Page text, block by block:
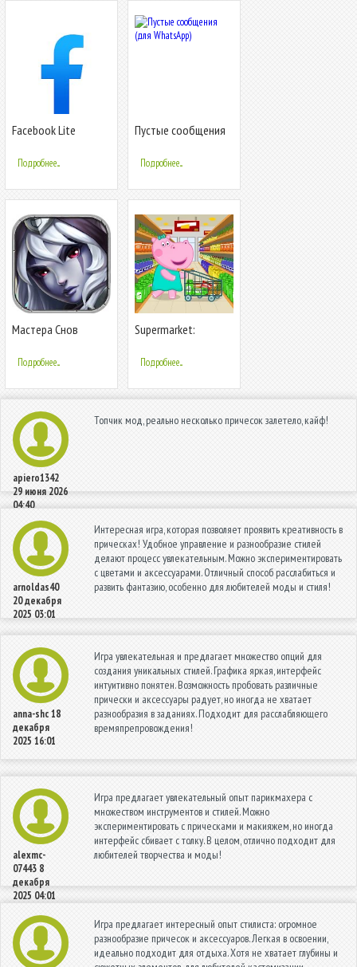
Facebook Lite
Подробнее...
Пустые сообщения
Подробнее...
Мастера Снов
Подробнее...
Supermarket:
Подробнее...
apiero1342
29 июня 2026
04:40
Топчик мод, реально несколько причесок залетело, кайф!
arnoldas40
20 декабря
2025 03:01
Интересная игра, которая позволяет проявить креативность в
прическах! Удобное управление и разнообразие стилей
делают процесс увлекательным. Можно экспериментировать
с цветами и аксессуарами. Отличный способ расслабиться и
развить фантазию, особенно для любителей моды и стиля!
anna-shc18
декабря
2025 16:01
Игра увлекательная и предлагает множество опций для
создания уникальных стилей. Графика яркая, интерфейс
интуитивно понятен. Возможность пробовать различные
прически и аксессуары радует, но иногда не хватает
разнообразия в заданиях. Подходит для расслабляющего
времяпрепровождения!
alexmc-
07443 8
декабря
2025 04:01
Игра предлагает увлекательный опыт парикмахера с
множеством инструментов и стилей. Можно
экспериментировать с прическами и макияжем, но иногда
интерфейс сбивает с толку. В целом, отлично подходит для
любителей творчества и моды!
Игра предлагает интересный опыт стилиста: огромное
разнообразие причесок и аксессуаров. Легкая в освоении,
идеально подходит для отдыха. Хотя не хватает глубины и